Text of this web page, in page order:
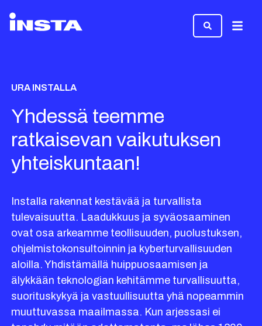
URA INSTALLA
Yhdessä teemme
ratkaisevan vaikutuksen
yhteiskuntaan!
Installa rakennat kestävää ja turvallista
tulevaisuutta. Laadukkuus ja syväosaaminen
ovat osa arkeamme teollisuuden, puolustuksen,
ohjelmistokonsultoinnin ja kyberturvallisuuden
aloilla. Yhdistämällä huippuosaamisen ja
älykkään teknologian kehitämme turvallisuutta,
suorituskykyä ja vastuullisuutta yhä nopeammin
muuttuvassa maailmassa. Kun arjessasi ei